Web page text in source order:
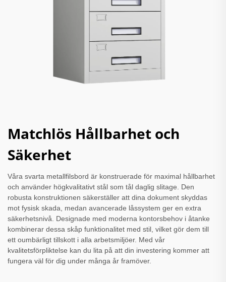
Matchlös Hållbarhet och
Säkerhet
Våra svarta metallfilsbord är konstruerade för maximal hållbarhet
och använder högkvalitativt stål som tål daglig slitage. Den
robusta konstruktionen säkerställer att dina dokument skyddas
mot fysisk skada, medan avancerade låssystem ger en extra
säkerhetsnivå. Designade med moderna kontorsbehov i åtanke
kombinerar dessa skåp funktionalitet med stil, vilket gör dem till
ett oumbärligt tillskott i alla arbetsmiljöer. Med vår
kvalitetsförpliktelse kan du lita på att din investering kommer att
fungera väl för dig under många år framöver.